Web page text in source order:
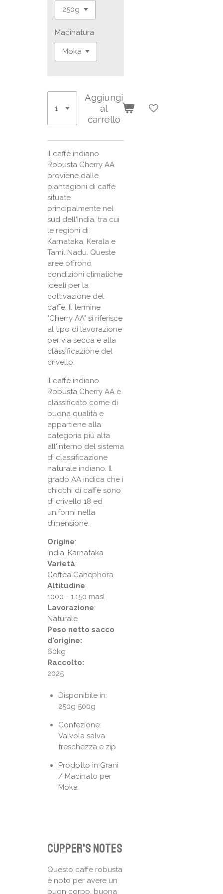
Macinatura
Aggiungi
al
carrello
Il caffè indiano
Robusta Cherry AA
proviene dalle
piantagioni di caffè
situate
principalmente nel
sud dell'India, tra cui
le regioni di
Karnataka, Kerala e
Tamil Nadu. Queste
aree offrono
condizioni climatiche
ideali per la
coltivazione del
caffè. Il termine
"Cherry AA" si riferisce
al tipo di lavorazione
per via secca e alla
classificazione del
crivello.
Il caffè indiano
Robusta Cherry AA è
classificato come di
buona qualità e
appartiene alla
categoria più alta
all'interno del sistema
di classificazione
naturale indiano. Il
grado AA indica che i
chicchi di caffè sono
di crivello 18 ed
uniformi nella
dimensione.
Origine:
India, Karnataka
Varietà:
Coffea Canephora
Altitudine:
1000 - 1.150 masl
Lavorazione:
Naturale
Peso netto sacco
d'origine:
60kg
Raccolto:
2025
Disponibile in:
250g 500g
Confezione:
Valvola salva
freschezza e zip
Prodotto in Grani
/ Macinato per
Moka
Cupper's notes
Questo caffè robusta
è noto per avere un
buon corpo, buona